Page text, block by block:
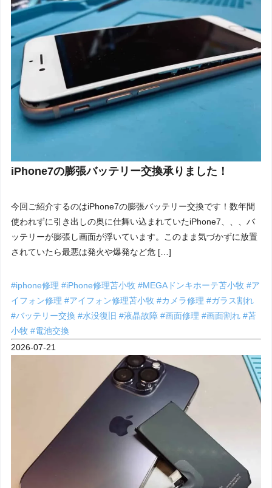
iPhone7の膨張バッテリー交換承りました！
今回ご紹介するのはiPhone7の膨張バッテリー交換です！数年間
使われずに引き出しの奥に仕舞い込まれていたiPhone7、、、バ
ッテリーが膨張し画面が浮いています。このまま気づかずに放置
されていたら最悪は発火や爆発など危 […]
#iphone修理#iPhone修理苫小牧#MEGAドンキホーテ苫小牧#ア
イフォン修理#アイフォン修理苫小牧#カメラ修理#ガラス割れ
#バッテリー交換#水没復旧#液晶故障#画面修理#画面割れ#苫
小牧#電池交換
2026-07-21